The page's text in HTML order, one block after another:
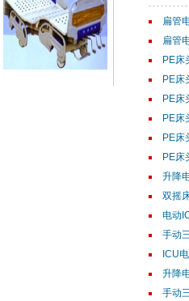
扁管
扁管
PE床
PE床
PE床
PE床
PE床
PE床
升降
双摇
电动
手动
ICU
升降
手动